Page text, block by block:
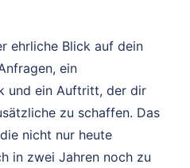
ehrliche Blick auf dein
ein
und ein Auftritt, der dir
zu schaffen. Das
nicht nur heute
in zwei Jahren noch zu